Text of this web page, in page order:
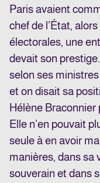
Paris avaient
chef de l’État,
électorales, une
devait son
selon ses
et on disait sa
Hélène
Elle n’en pouvait
seule à en avoir
manières, dans sa
souverain et dans